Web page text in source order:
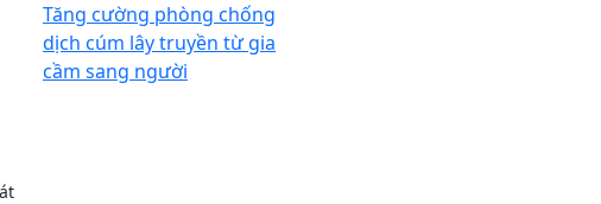
Tăng cường phòng chống
dịch cúm lây truyền từ gia
cầm sang người